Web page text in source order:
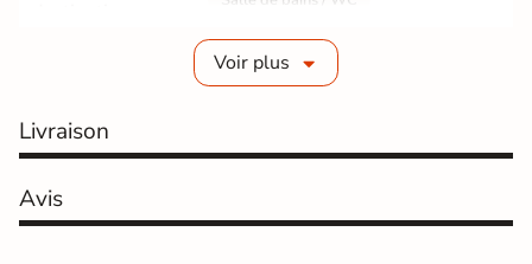
Sol intérieur
Fabrication
Résistance à
Voir plus
Livraison
Avis